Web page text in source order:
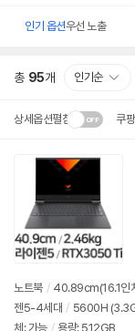
인기 옵션우선 노출
총 95개 인기순
상세옵션펼침 쿠
설치 환경·지역에 따라
배송·설치비가 달라집
노트북 / 40.89cm(16.1인
젠5-4세대 / 5600H
체: 가능 / 용량: 512GB